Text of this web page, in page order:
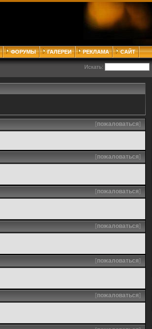
ФОРУМЫ ГАЛЕРЕИ РЕКЛАМА САЙТ
Искать:
[пожаловаться]
[пожаловаться]
[пожаловаться]
[пожаловаться]
[пожаловаться]
[пожаловаться]